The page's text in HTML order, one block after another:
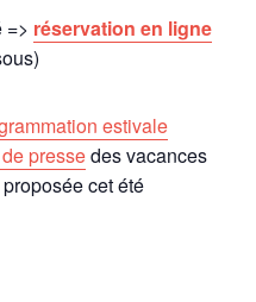
réservation en ligne
estivale
pressedes vacances
proposée cet été